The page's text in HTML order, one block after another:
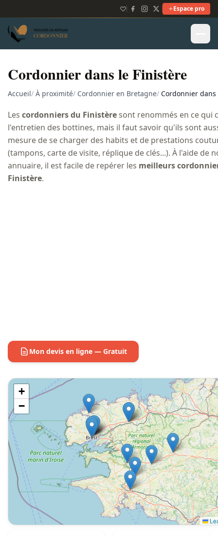
Espace pro
Cordonnier dans le Finistère
Accueil/ À proximité/ Cordonnier en Bretagne/ Cordonnier
Les cordonniers du Finistèresont renommés en ce qui
l'entretien des bottines, mais il faut savoir qu'ils sont
mesure de se charger des habits et de prestations
(tampons, carte de visite, réplique de clés...). À l'aide de
annuaire, il est facile de repérer les meilleurs
Finistère.
Mon devis en ligne — Gratuit
+
−